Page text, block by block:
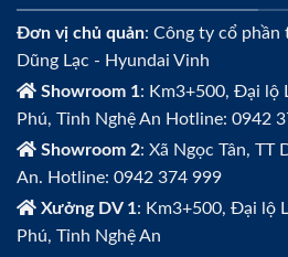
Đơn vị chủ quản: Công ty cổ
Dũng Lạc - Hyundai Vinh
Showroom 1: Km3+500, Đại lộ
Phú, Tỉnh Nghệ An Hotline: 0942
Showroom 2: Xã Ngọc Tân, TT
An. Hotline: 0942 374 999
Xưởng DV 1: Km3+500, Đại lộ
Phú, Tỉnh Nghệ An